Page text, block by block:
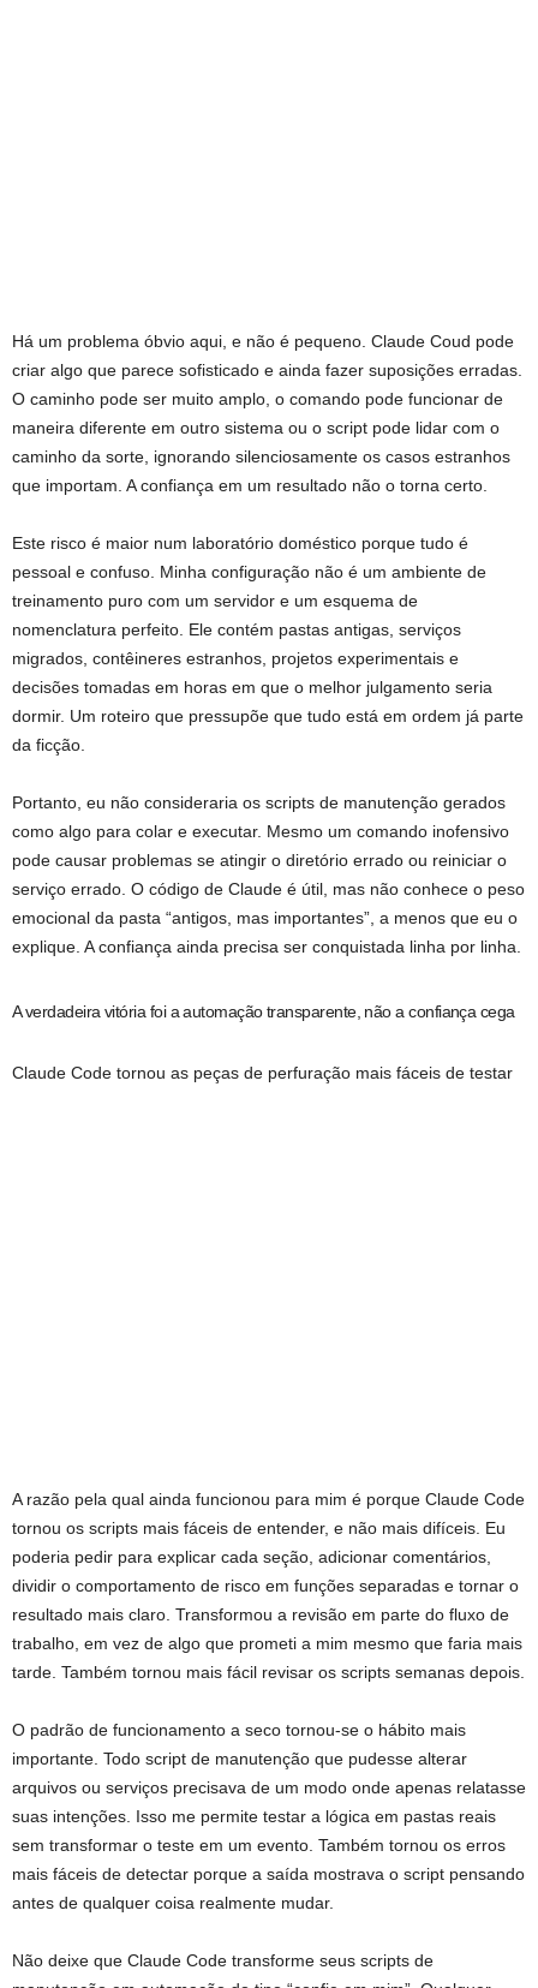
Há um problema óbvio aqui, e não é pequeno. Claude Coud pode
criar algo que parece sofisticado e ainda fazer suposições erradas.
O caminho pode ser muito amplo, o comando pode funcionar de
maneira diferente em outro sistema ou o script pode lidar com o
caminho da sorte, ignorando silenciosamente os casos estranhos
que importam. A confiança em um resultado não o torna certo.
Este risco é maior num laboratório doméstico porque tudo é
pessoal e confuso. Minha configuração não é um ambiente de
treinamento puro com um servidor e um esquema de
nomenclatura perfeito. Ele contém pastas antigas, serviços
migrados, contêineres estranhos, projetos experimentais e
decisões tomadas em horas em que o melhor julgamento seria
dormir. Um roteiro que pressupõe que tudo está em ordem já parte
da ficção.
Portanto, eu não consideraria os scripts de manutenção gerados
como algo para colar e executar. Mesmo um comando inofensivo
pode causar problemas se atingir o diretório errado ou reiniciar o
serviço errado. O código de Claude é útil, mas não conhece o peso
emocional da pasta “antigos, mas importantes”, a menos que eu o
explique. A confiança ainda precisa ser conquistada linha por linha.
A verdadeira vitória foi a automação transparente, não a confiança cega
Claude Code tornou as peças de perfuração mais fáceis de testar
A razão pela qual ainda funcionou para mim é porque Claude Code
tornou os scripts mais fáceis de entender, e não mais difíceis. Eu
poderia pedir para explicar cada seção, adicionar comentários,
dividir o comportamento de risco em funções separadas e tornar o
resultado mais claro. Transformou a revisão em parte do fluxo de
trabalho, em vez de algo que prometi a mim mesmo que faria mais
tarde. Também tornou mais fácil revisar os scripts semanas depois.
O padrão de funcionamento a seco tornou-se o hábito mais
importante. Todo script de manutenção que pudesse alterar
arquivos ou serviços precisava de um modo onde apenas relatasse
suas intenções. Isso me permite testar a lógica em pastas reais
sem transformar o teste em um evento. Também tornou os erros
mais fáceis de detectar porque a saída mostrava o script pensando
antes de qualquer coisa realmente mudar.
Não deixe que Claude Code transforme seus scripts de